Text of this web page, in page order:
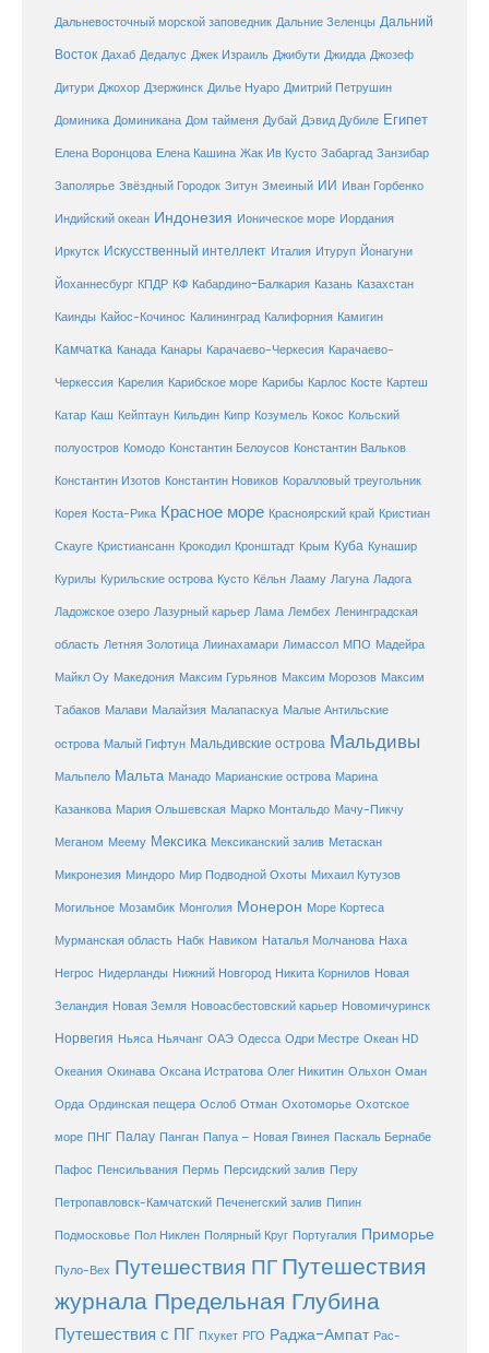
Дальневосточный морской заповедник Дальние Зеленцы Дальний
Восток Дахаб Дедалус Джек Израиль Джибути Джидда Джозеф
Дитури Джохор Дзержинск Дилье Нуаро Дмитрий Петрушин
Доминика Доминикана Дом тайменя Дубай Дэвид Дубиле Египет
Елена Воронцова Елена Кашина Жак Ив Кусто Забаргад Занзибар
Заполярье Звёздный Городок Зитун Змеиный ИИ Иван Горбенко
Индийский океан Индонезия Ионическое море Иордания
Иркутск Искусственный интеллект Италия Итуруп Йонагуни
Йоханнесбург КПДР КФ Кабардино-Балкария Казань Казахстан
Каинды Кайос-Кочинос Калининград Калифорния Камигин
Камчатка Канада Канары Карачаево-Черкесия Карачаево-
Черкессия Карелия Карибское море Карибы Карлос Косте Картеш
Катар Каш Кейптаун Кильдин Кипр Козумель Кокос Кольский
полуостров Комодо Константин Белоусов Константин Вальков
Константин Изотов Константин Новиков Коралловый треугольник
Корея Коста-Рика Красное море Красноярский край Кристиан
Скауге Кристиансанн Крокодил Кронштадт Крым Куба Кунашир
Курилы Курильские острова Кусто Кёльн Лааму Лагуна Ладога
Ладожское озеро Лазурный карьер Лама Лембех Ленинградская
область Летняя Золотица Лиинахамари Лимассол МПО Мадейра
Майкл Оу Македония Максим Гурьянов Максим Морозов Максим
Табаков Малави Малайзия Малапаскуа Малые Антильские
острова Малый Гифтун Мальдивские острова Мальдивы
Мальпело Мальта Манадо Марианские острова Марина
Казанкова Мария Ольшевская Марко Монтальдо Мачу-Пикчу
Меганом Меему Мексика Мексиканский залив Метаскан
Микронезия Миндоро Мир Подводной Охоты Михаил Кутузов
Могильное Мозамбик Монголия Монерон Море Кортеса
Мурманская область Набк Навиком Наталья Молчанова Наха
Негрос Нидерланды Нижний Новгород Никита Корнилов Новая
Зеландия Новая Земля Новоасбестовский карьер Новомичуринск
Норвегия Ньяса Ньячанг ОАЭ Одесса Одри Местре Океан HD
Океания Окинава Оксана Истратова Олег Никитин Ольхон Оман
Орда Ординская пещера Ослоб Отман Охотоморье Охотское
море ПНГ Палау Панган Папуа – Новая Гвинея Паскаль Бернабе
Пафос Пенсильвания Пермь Персидский залив Перу
Петропавловск-Камчатский Печенегский залив Пипин
Подмосковье Пол Никлен Полярный Круг Португалия Приморье
Пуло-Вех Путешествия ПГ Путешествия
журнала Предельная Глубина
Путешествия с ПГ Пхукет РГО Раджа-Ампат Рас-